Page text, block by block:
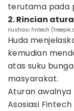
terutama pada
2. Rincian
ilustrasi fintech
Huda
kemudian
atas suku
masyarakat.
Aturan
Asosiasi